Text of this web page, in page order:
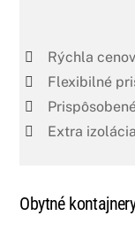
Rýchla
Flexibilné
Extra
Obytné